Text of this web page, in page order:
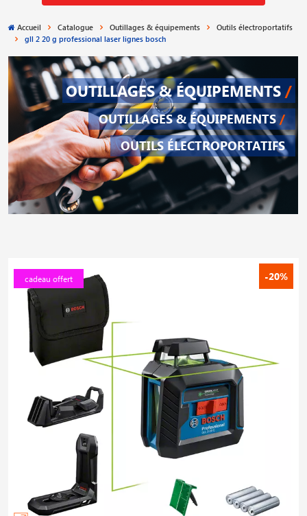
Accueil Catalogue Outillages & équipements
Outils électroportatifs
gll 2 20 g professional laser lignes bosch
OUTILLAGES & ÉQUIPEMENTS /
OUTILLAGES & ÉQUIPEMENTS /
OUTILS ÉLECTROPORTATIFS
-20%
cadeau offert